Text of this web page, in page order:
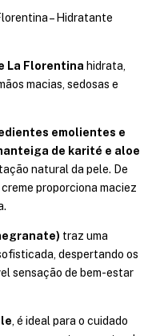
– Hidratante
La Florentina hidrata,
macias, sedosas e
emolientes e
de karité e aloe
natural da pele. De
creme proporciona maciez
traz uma
despertando os
sensação de bem-estar
, é ideal para o cuidado